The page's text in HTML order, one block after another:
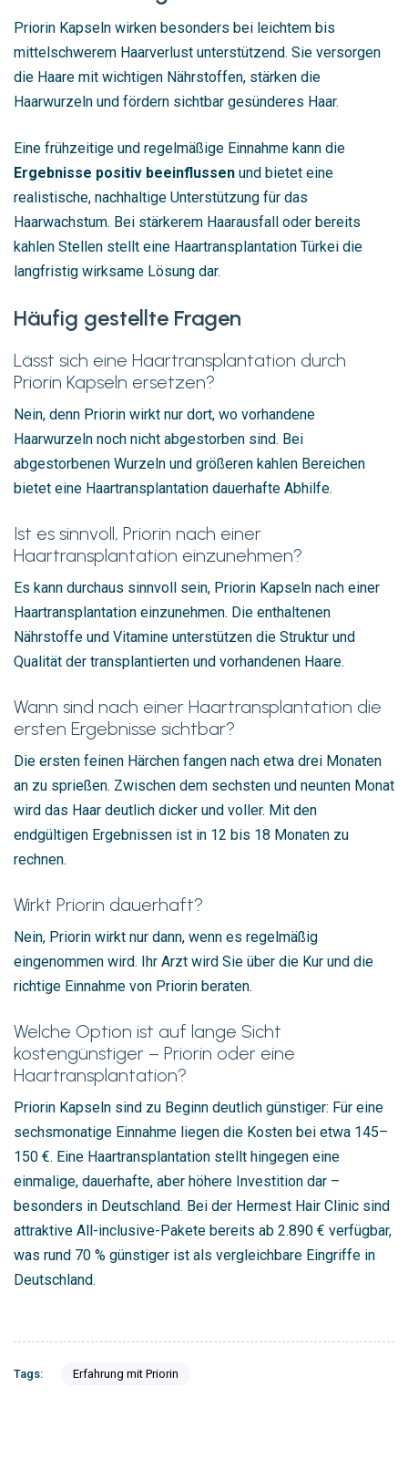
Priorin Kapseln wirken besonders bei leichtem bis
mittelschwerem Haarverlust unterstützend. Sie versorgen
die Haare mit wichtigen Nährstoffen, stärken die
Haarwurzeln und fördern sichtbar gesünderes Haar.
Eine frühzeitige und regelmäßige Einnahme kann die
Ergebnisse positiv beeinflussen und bietet eine
realistische, nachhaltige Unterstützung für das
Haarwachstum. Bei stärkerem Haarausfall oder bereits
kahlen Stellen stellt eine Haartransplantation Türkei die
langfristig wirksame Lösung dar.
Häufig gestellte Fragen
Lässt sich eine Haartransplantation durch
Priorin Kapseln ersetzen?
Nein, denn Priorin wirkt nur dort, wo vorhandene
Haarwurzeln noch nicht abgestorben sind. Bei
abgestorbenen Wurzeln und größeren kahlen Bereichen
bietet eine Haartransplantation dauerhafte Abhilfe.
Ist es sinnvoll, Priorin nach einer
Haartransplantation einzunehmen?
Es kann durchaus sinnvoll sein, Priorin Kapseln nach einer
Haartransplantation einzunehmen. Die enthaltenen
Nährstoffe und Vitamine unterstützen die Struktur und
Qualität der transplantierten und vorhandenen Haare.
Wann sind nach einer Haartransplantation die
ersten Ergebnisse sichtbar?
Die ersten feinen Härchen fangen nach etwa drei Monaten
an zu sprießen. Zwischen dem sechsten und neunten Monat
wird das Haar deutlich dicker und voller. Mit den
endgültigen Ergebnissen ist in 12 bis 18 Monaten zu
rechnen.
Wirkt Priorin dauerhaft?
Nein, Priorin wirkt nur dann, wenn es regelmäßig
eingenommen wird. Ihr Arzt wird Sie über die Kur und die
richtige Einnahme von Priorin beraten.
Welche Option ist auf lange Sicht
kostengünstiger – Priorin oder eine
Haartransplantation?
Priorin Kapseln sind zu Beginn deutlich günstiger: Für eine
sechsmonatige Einnahme liegen die Kosten bei etwa 145–
150 €. Eine Haartransplantation stellt hingegen eine
einmalige, dauerhafte, aber höhere Investition dar –
besonders in Deutschland. Bei der Hermest Hair Clinic sind
attraktive All-inclusive-Pakete bereits ab 2.890 € verfügbar,
was rund 70 % günstiger ist als vergleichbare Eingriffe in
Deutschland.
Tags: Erfahrung mit Priorin